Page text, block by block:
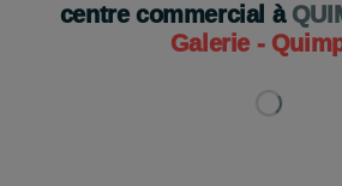
centre commercial à
Galerie -